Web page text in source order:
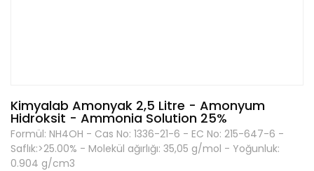
Kimyalab Amonyak 2,5 Litre - Amonyum
Hidroksit - Ammonia Solution 25%
Formül: NH4OH - Cas No: 1336-21-6 - EC No: 215-647-6 -
Saflık:>25.00% - Molekül ağırlığı: 35,05 g/mol - Yoğunluk:
0.904 g/cm3